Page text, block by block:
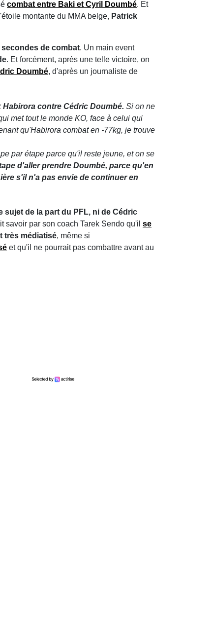
combat entre Baki et Cyril Doumbé. Et
montante du MMA belge, Patrick
de combat. Un main event
. Et forcément, après une telle victoire, on
Doumbé, d'après un journaliste de
contre Cédric Doumbé. Si on ne
met tout le monde KO, face à celui qui
qu'Habirora combat en -77kg, je trouve
par étape parce qu'il reste jeune, et on se
d'aller prendre Doumbé, parce qu'en
s'il n'a pas envie de continuer en
de la part du PFL, ni de Cédric
par son coach Tarek Sendo qu'il se
très médiatisé, même si
et qu'il ne pourrait pas combattre avant au